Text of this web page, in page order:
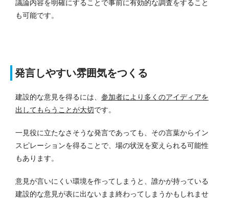
議論内容を明確にすることで事前に有効的な調査をすること
も可能です。
発言しやすい雰囲気をつくる
建設的な意見を得るには、 参加者により多くのアイディアを
出してもらうことが大切です。
一見役に立たなさそうな発言であっても、その言葉からイン
スピレーションを得ることで、場の状況を変えられる可能性
もあります。
意見が言いにくい環境を作ってしまうと、誰かが持っている
建設的な意見が表に出ないまま終わってしまうかもしれませ